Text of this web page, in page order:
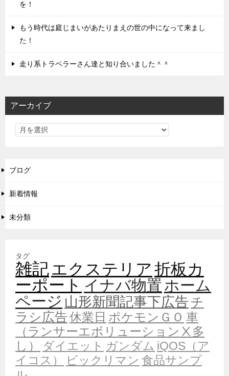
を！
もう時代は庭じまいがあたりまえの世の中になって来まし
た！
走り系トラベラーさん達と知り合いました＾＾
アーカイブ
ブログ
新着情報
未分類
タグ
雑記エクステリア折板カ
ーポート イナバ物置ホーム
ページ 山形新聞記事下広告 チ
ラシ広告休業日 ポケモンＧＯ 車
（ランサーエボリューションⅩ多
し）
ダイエット ガンダム iQOS（ア
イコス）
ビックリマン 食品サンプ